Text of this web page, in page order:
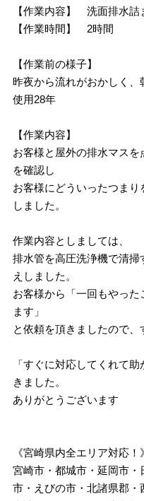
【作業内容】 洗面排水詰
【作業時間】 2時間
【作業前の様子】
昨夜から流れがおかしく、
使用28年
【作業内容】
お客様と屋外の排水マス
を確認し
お客様にどういったつま
しました。
作業内容としましては、
排水管を高圧洗浄機で清
えしました。
お客様から「一回もやっ
ます」
と依頼を頂きましたので、
「すぐに対応してくれて
きました。
ありがとうございます
《宮崎県内全エリア対応！》
宮崎市・都城市・延岡市
市・えびの市・北諸県郡・